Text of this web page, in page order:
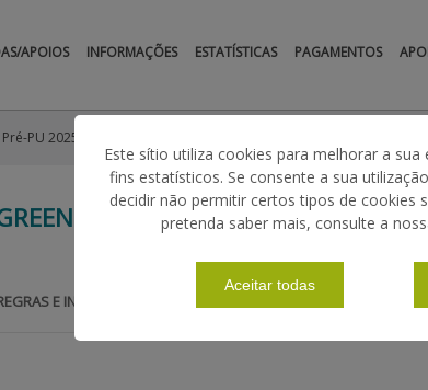
APOIOS INFORMAÇÕES ESTATÍSTICAS PAGAMENTOS
Pré-PU 2025
E INFORMAÇÕES BÁSICAS
Este sítio utiliza cookies para melhorar a sua
fins estatísticos. Se consente a sua
decidir não permitir certos tipos de cookies
pretenda saber mais, consulte a
Aceitar todas